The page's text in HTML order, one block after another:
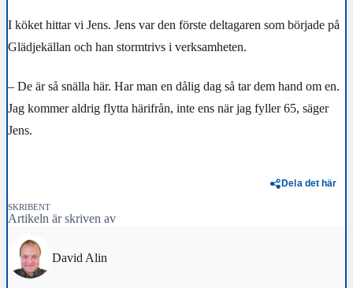
I köket hittar vi Jens. Jens var den förste deltagaren som började på
Glädjekällan och han stormtrivs i verksamheten.
– De är så snälla här. Har man en dålig dag så tar dem hand om en.
Jag kommer aldrig flytta härifrån, inte ens när jag fyller 65, säger
Jens.
Dela det här
SKRIBENT
Artikeln är skriven av
David Alin